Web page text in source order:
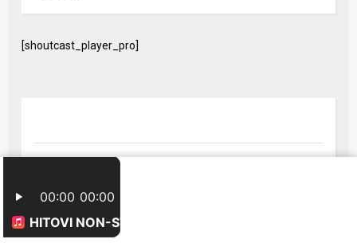
[shoutcast_player_pro]
© 2024 Free Radio Prijedor. Sva prava zaštićena Designed by